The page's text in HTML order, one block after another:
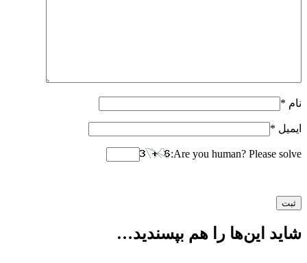
نام *
ایمیل *
Are you human? Please solve:
شاید این‌ها را هم بپسندید…